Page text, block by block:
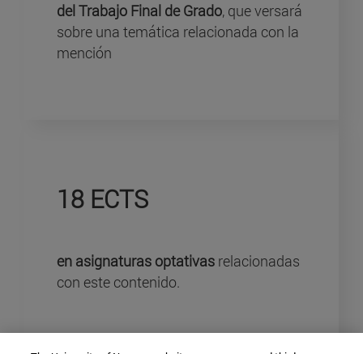
del Trabajo Final de Grado, que versará
sobre una temática relacionada con la
mención
18 ECTS
en asignaturas optativas relacionadas
con este contenido.